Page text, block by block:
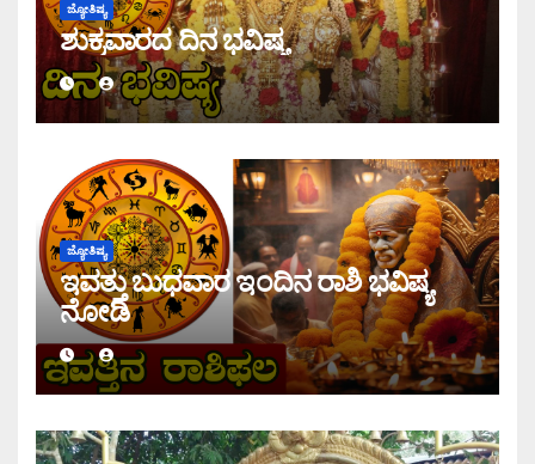
ಜ್ಯೋತಿಷ್ಯ
ಶುಕ್ರವಾರದ ದಿನ ಭವಿಷ್ಯ
ಜ್ಯೋತಿಷ್ಯ
ಇವತ್ತು ಬುಧವಾರ ಇಂದಿನ ರಾಶಿ ಭವಿಷ್ಯ
ನೋಡಿ